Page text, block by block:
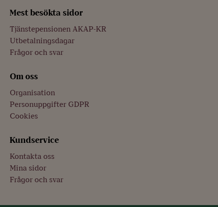
Mest besökta sidor
Tjänstepensionen AKAP-KR
Utbetalningsdagar
Frågor och svar
Om oss
Organisation
Personuppgifter GDPR
Cookies
Kundservice
Kontakta oss
Mina sidor
Frågor och svar